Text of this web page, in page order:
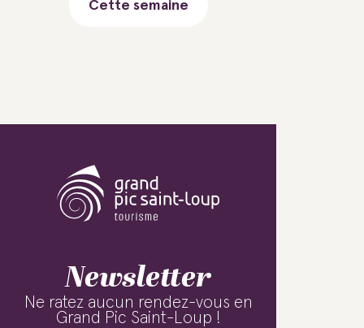
Cette semaine
Newsletter
Ne ratez aucun rendez-vous en
Grand Pic Saint-Loup !